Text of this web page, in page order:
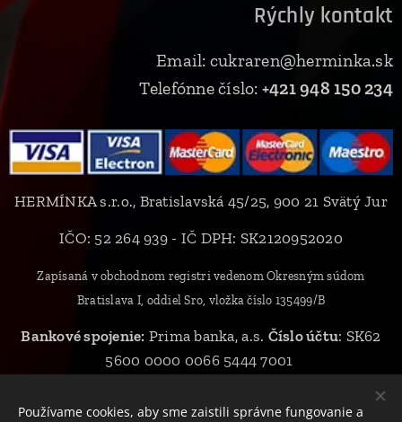
Rýchly kontakt
Email: cukraren@herminka.sk
Telefónne číslo: +421 948 150 234
HERMÍNKA s.r.o., Bratislavská 45/25, 900 21 Svätý Jur
IČO: 52 264 939 - IČ DPH: SK2120952020
Zapísaná v obchodnom registri vedenom Okresným súdom
Bratislava I, oddiel Sro, vložka číslo 135499/B
Bankové spojenie: Prima banka, a.s. Číslo účtu: SK62
5600 0000 0066 5444 7001
Používame cookies, aby sme zaistili správne fungovanie a